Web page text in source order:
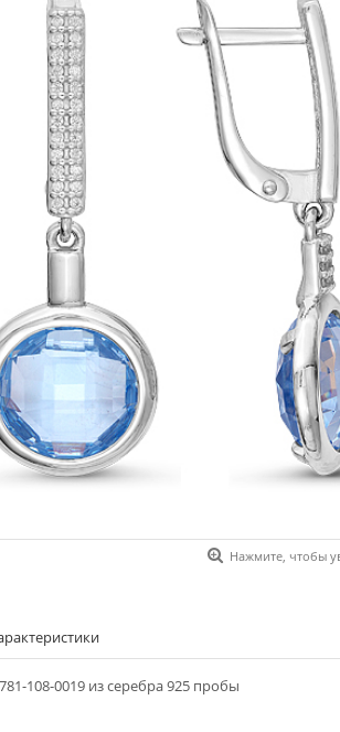
Нажмите, чтобы
108-0019 из серебра 925 пробы